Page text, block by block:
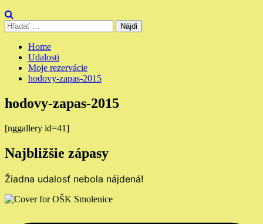
Hľadať:
Home
Udalosti
Moje rezervácie
hodovy-zapas-2015
hodovy-zapas-2015
[nggallery id=41]
Najbližšie zápasy
Žiadna udalosť nebola nájdená!